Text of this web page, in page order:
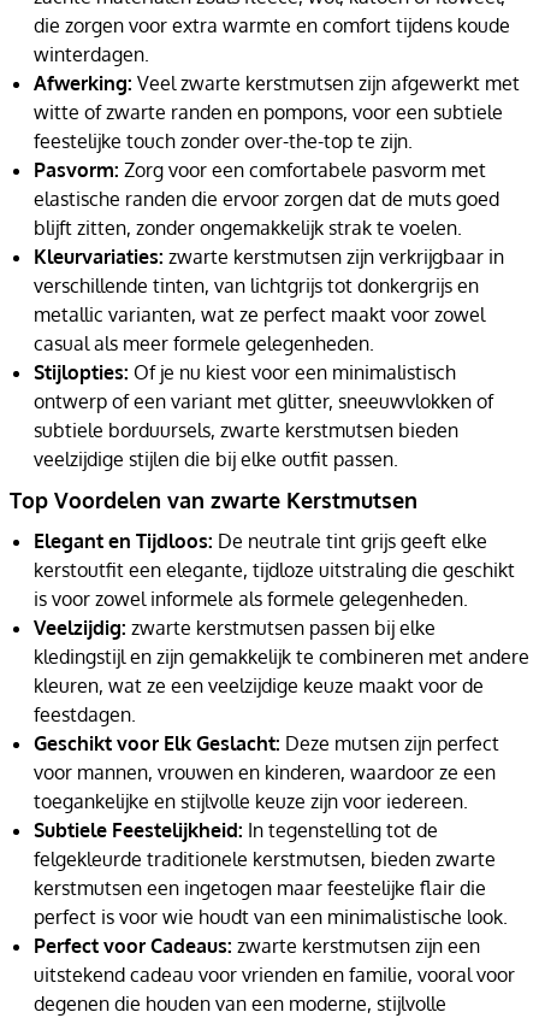
die zorgen voor extra warmte en comfort tijdens koude
winterdagen.
Afwerking: Veel zwarte kerstmutsen zijn afgewerkt met
witte of zwarte randen en pompons, voor een subtiele
feestelijke touch zonder over-the-top te zijn.
Pasvorm: Zorg voor een comfortabele pasvorm met
elastische randen die ervoor zorgen dat de muts goed
blijft zitten, zonder ongemakkelijk strak te voelen.
Kleurvariaties: zwarte kerstmutsen zijn verkrijgbaar in
verschillende tinten, van lichtgrijs tot donkergrijs en
metallic varianten, wat ze perfect maakt voor zowel
casual als meer formele gelegenheden.
Stijlopties: Of je nu kiest voor een minimalistisch
ontwerp of een variant met glitter, sneeuwvlokken of
subtiele borduursels, zwarte kerstmutsen bieden
veelzijdige stijlen die bij elke outfit passen.
Top Voordelen van zwarte Kerstmutsen
Elegant en Tijdloos: De neutrale tint grijs geeft elke
kerstoutfit een elegante, tijdloze uitstraling die geschikt
is voor zowel informele als formele gelegenheden.
Veelzijdig: zwarte kerstmutsen passen bij elke
kledingstijl en zijn gemakkelijk te combineren met andere
kleuren, wat ze een veelzijdige keuze maakt voor de
feestdagen.
Geschikt voor Elk Geslacht: Deze mutsen zijn perfect
voor mannen, vrouwen en kinderen, waardoor ze een
toegankelijke en stijlvolle keuze zijn voor iedereen.
Subtiele Feestelijkheid: In tegenstelling tot de
felgekleurde traditionele kerstmutsen, bieden zwarte
kerstmutsen een ingetogen maar feestelijke flair die
perfect is voor wie houdt van een minimalistische look.
Perfect voor Cadeaus: zwarte kerstmutsen zijn een
uitstekend cadeau voor vrienden en familie, vooral voor
degenen die houden van een moderne, stijlvolle